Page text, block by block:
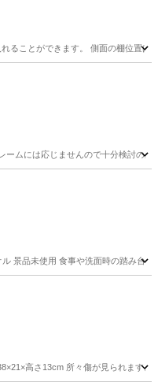
ることができます。 側面の棚位置
ームには応じませんので十分検討の
景品未使用 食事や洗面時の踏み台
高さ13cm 所々傷が見られます